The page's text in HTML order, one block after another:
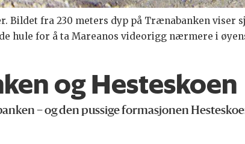
fra 230 meters dyp på Trænabanken viser
hule for å ta Mareanos videorigg nærmere i
og Hesteskoen
– og den pussige formasjonen